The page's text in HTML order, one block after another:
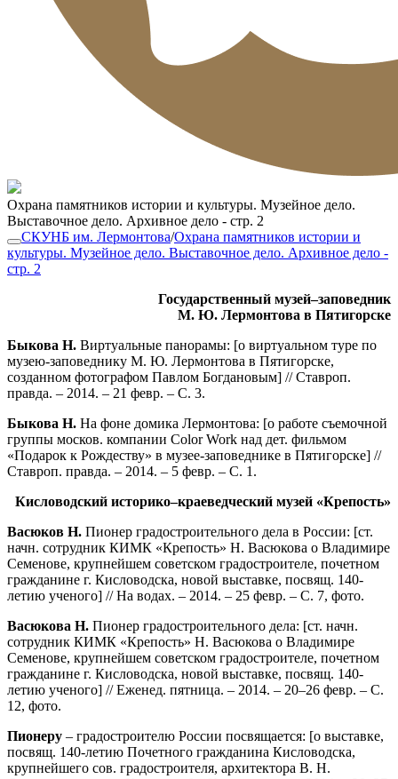
Охрана памятников истории и культуры. Музейное дело.
Выставочное дело. Архивное дело - стр. 2
СКУНБ им. Лермонтова/Охрана памятников истории и
культуры. Музейное дело. Выставочное дело. Архивное дело -
стр. 2
Государственный музей–заповедник
М. Ю. Лермонтова в Пятигорске
Быкова Н. Виртуальные панорамы: [о виртуальном туре по
музею-заповеднику М. Ю. Лермонтова в Пятигорске,
созданном фотографом Павлом Богдановым] // Ставроп.
правда. – 2014. – 21 февр. – С. 3.
Быкова Н. На фоне домика Лермонтова: [о работе съемочной
группы москов. компании Color Work над дет. фильмом
«Подарок к Рождеству» в музее-заповеднике в Пятигорске] //
Ставроп. правда. – 2014. – 5 февр. – С. 1.
Кисловодский историко–краеведческий музей «Крепость»
Васюков Н. Пионер градостроительного дела в России: [ст.
начн. сотрудник КИМК «Крепость» Н. Васюкова о Владимире
Семенове, крупнейшем советском градостроителе, почетном
гражданине г. Кисловодска, новой выставке, посвящ. 140-
летию ученого] // На водах. – 2014. – 25 февр. – С. 7, фото.
Васюкова Н. Пионер градостроительного дела: [ст. начн.
сотрудник КИМК «Крепость» Н. Васюкова о Владимире
Семенове, крупнейшем советском градостроителе, почетном
гражданине г. Кисловодска, новой выставке, посвящ. 140-
летию ученого] // Еженед. пятница. – 2014. – 20–26 февр. – С.
12, фото.
Пионеру – градостроителю России посвящается: [о выставке,
посвящ. 140-летию Почетного гражданина Кисловодска,
крупнейшего сов. градостроителя, архитектора В. Н.